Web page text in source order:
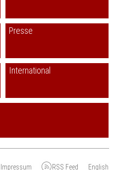
Presse
International
Impressum RSS Feed English